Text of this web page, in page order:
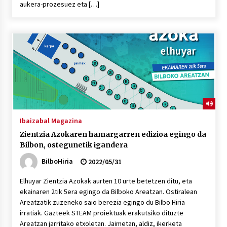
2026/07/09
Larunbatean Plentziako Itsas Martxa ospatuko
2026/07/07
LIBURUEN ERREPUBLIKA TXIKIA: Hiragana akats
2026/07/07
Auritz Iñurrietaren margoak ikusgai
2026/07/03
SOINUGELA: Paul McCartney eta Ringo Starr-en
lan berriak
aukera-prozesuez eta […]
Ibaizabal Magazina
Zientzia Azokaren hamargarren edizioa egingo da
Bilbon, ostegunetik igandera
BilboHiria
2022/05/31
Elhuyar Zientzia Azokak aurten 10 urte betetzen ditu, eta
ekainaren 2tik 5era egingo da Bilboko Areatzan. Ostiralean
Areatzatik zuzeneko saio berezia egingo du Bilbo Hiria
irratiak. Gazteek STEAM proiektuak erakutsiko dituzte
Areatzan jarritako etxoletan. Jaimetan, aldiz, ikerketa